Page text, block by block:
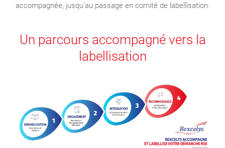
accompagnée, jusqu'au passage en comité de labellisation.
Un parcours accompagné vers la
labellisation